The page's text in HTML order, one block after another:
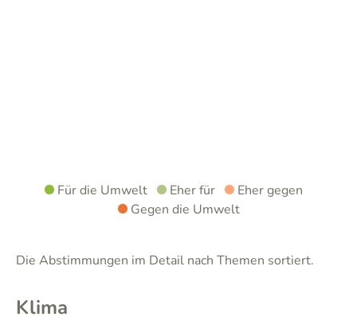
Für die Umwelt Eher für
Eher gegen
Gegen die Umwelt
Die Abstimmungen im Detail nach Themen sortiert.
Klima